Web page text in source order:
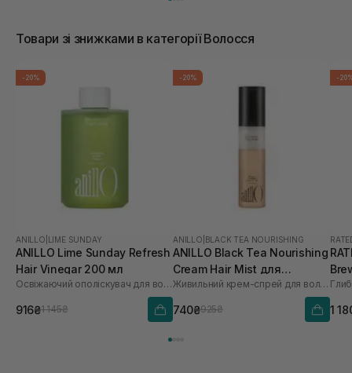
Товари зі знижками в категорії Волосся
-20%
ANILLO LIME SUNDAY
ANILLO Lime Sunday Refresh
Hair Vinegar 200 мл
Освіжаючий ополіскувач для волосся
916₴1 145₴
-20%
ANILLO BLACK TEA NOURISHING
ANILLO Black Tea Nourishing
Cream Hair Mist для
зволоження та
розгладження волосся 70
мл
Живильний крем-спрей для волосся
740₴925₴
-
1